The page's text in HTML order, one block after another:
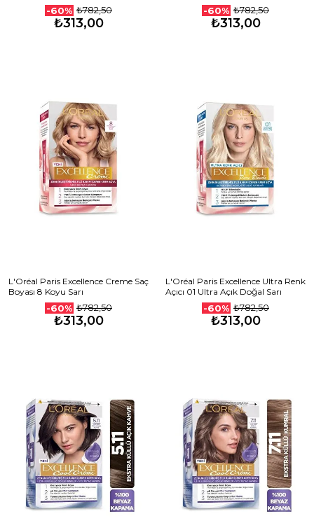
-60% ₺782,50
₺313,00
-60% ₺782,50
₺313,00
L'Oréal Paris Excellence Creme Saç
Boyası 8 Koyu Sarı
-60% ₺782,50
₺313,00
L'Oréal Paris Excellence Ultra Renk
Açıcı 01 Ultra Açık Doğal Sarı
-60% ₺782,50
₺313,00